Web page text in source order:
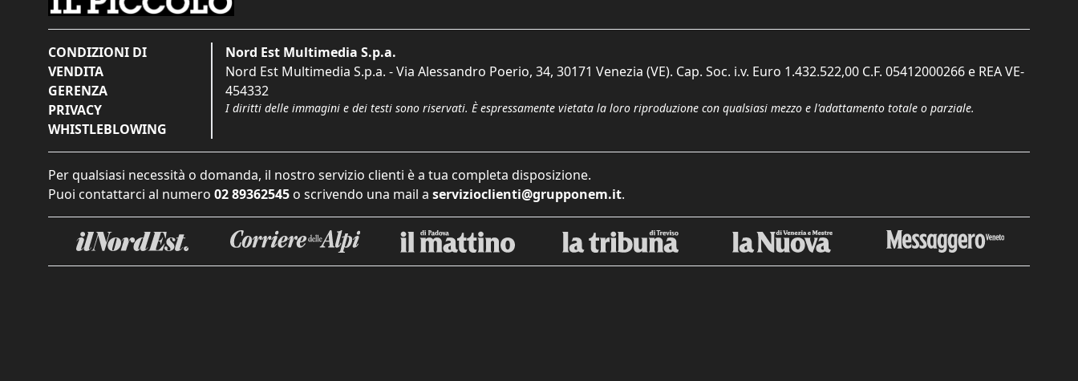
CONDIZIONI DI
VENDITA
GERENZA
PRIVACY
WHISTLEBLOWING
Nord Est Multimedia S.p.a.
Nord Est Multimedia S.p.a. - Via Alessandro Poerio, 34, 30171 Venezia (VE). Cap. Soc. i.v. Euro 1.432.522,00 C.F. 05412000266 e REA VE-
454332
I diritti delle immagini e dei testi sono riservati. È espressamente vietata la loro riproduzione con qualsiasi mezzo e l'adattamento totale o parziale.
Per qualsiasi necessità o domanda, il nostro servizio clienti è a tua completa disposizione.
Puoi contattarci al numero 02 89362545 o scrivendo una mail a servizioclienti@grupponem.it.